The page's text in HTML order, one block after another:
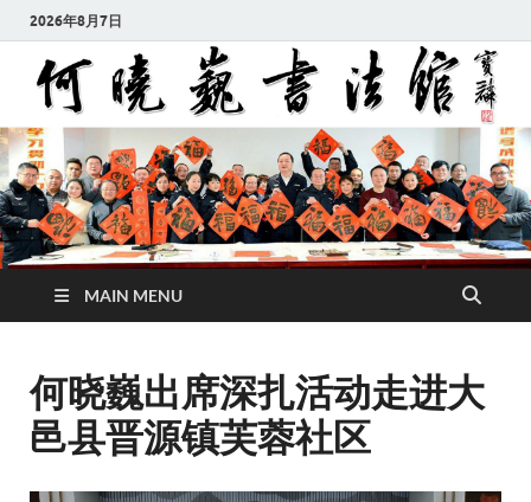
2026年8月7日
MAIN MENU
何晓巍出席深扎活动走进大
邑县晋源镇芙蓉社区